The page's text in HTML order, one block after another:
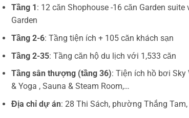
Tầng 1 : 12 căn Shophouse -16 căn Garden
Garden
Tầng 2-6: Tầng tiện ích + 105 căn khách sạn
Tầng 2-35: Tầng căn hộ du lịch với 1,533 căn
Tầng sân thượng (tầng 36): Tiện ích hồ bơi Sky
& Yoga , Sauna & Steam Room,…
Địa chỉ dự án: 28 Thi Sách, phường Thắng